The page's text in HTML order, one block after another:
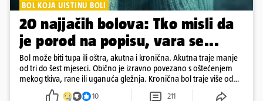
BOL KOJA UISTINU BOLI
20 najjačih bolova: Tko misli da
je porod na popisu, vara se...
Bol može biti tupa ili oštra, akutna i kronična. Akutna traje manje
od tri do šest mjeseci. Obično je izravno povezano s oštećenjem
mekog tkiva, rane ili uganuća gležnja. Kronična bol traje više od
šest mjeseci
10 211